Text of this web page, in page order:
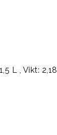
L , Vikt: 2,18